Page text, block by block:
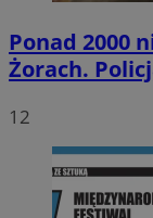
Ponad 2000
Żorach.
12